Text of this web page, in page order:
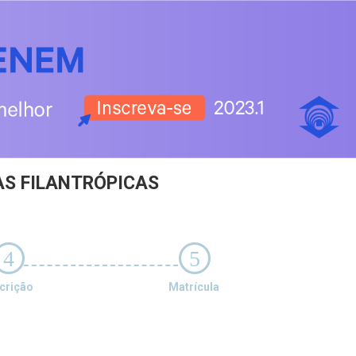
FILANTRÓPICAS
4 5
Matrícula